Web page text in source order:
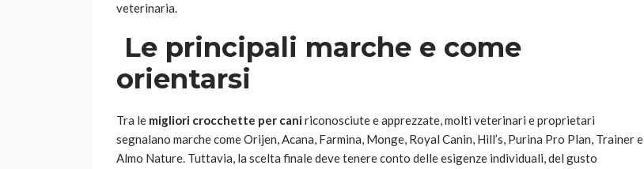
veterinaria.
Le principali marche e come
orientarsi
Tra le migliori crocchette per caniriconosciute e apprezzate, molti veterinari e proprietari
segnalano marche come Orijen, Acana, Farmina, Monge, Royal Canin, Hill’s, Purina Pro Plan, Trainer e
Almo Nature. Tuttavia, la scelta finale deve tenere conto delle esigenze individuali, del gusto